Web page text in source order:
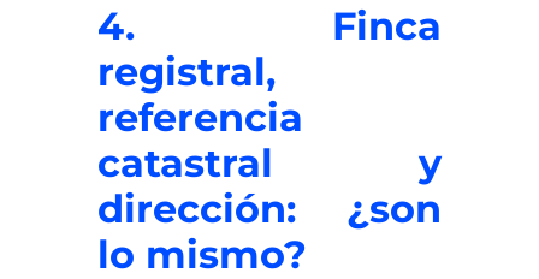
4. Finca
registral,
referencia
catastral y
dirección: ¿son
lo mismo?